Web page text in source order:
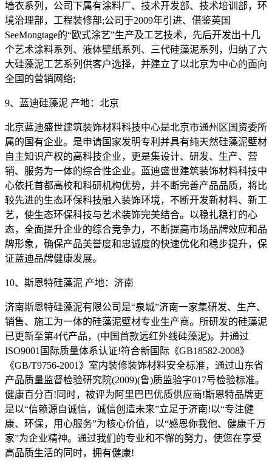
墙衣系列，公司下属有涂料厂、技术开发部、技术培训部，环
境治理部，工程装修部;公司于2009年引进、借鉴英国
SeeMongtage的“欧式涂艺”生产及工艺技术，先后开发出十几
个艺术涂料系列、液体壁纸系列、三代硅藻泥系列，归纳了六
大硅藻泥工艺系列供客户选择，并建立了以北京为中心的面向
全国的营销网络;
9、蓝迪硅藻泥 产地：北京
北京蓝迪盛世建筑装饰材料科技中心是北京市通州区国资委所
属的国有企业。是申请国家发明专利并具有纯天然硅藻泥壁材
自主知识产权的高科技企业，更是集设计、研发、生产、营
销、服务为一体的综合性企业。蓝迪盛世建筑装饰材料科技中
心依托首都高校和科研机构优势，并不断完善产品品质，将比
较先进的生态环保科技融入装饰环境，不断开发新材料、新工
艺，使生态环保科技与艺术装饰完美结合。以稳扎稳打的心
态，全面提升企业的综合竞争力，不断提高市场品牌效应和品
牌形象，确保产品美誉度和忠诚度的快速优化和稳步提升，保
证蓝迪品牌健康发展。
10、斯恩特硅藻泥 产地：济南
济南斯恩特硅藻泥有限公司是“泉城”济南一家集研发、生产、
销售、施工为一体的硅藻泥壁材专业生产商。所研发的硅藻泥
已更新至第4代产品，(中国首款远红外线硅藻泥)。并通过
ISO9001国际质量体系认证!符合新国际《GB18582-2008》
《GB/T9756-2001》室内装修装饰材料安全标准，通过山东省
产品质量监督检验研究院(2009)(鲁)质监验字017号检验标准。
健康百分百!同时，被评为阿里巴巴优质供应商!斯恩特品牌更
是以“信赖源自诚信，诚信创造未来”立足于济南!以“专注健
康、环保，用心服务”为核心价值，以“感恩你我他、健康千万
家”为企业精神。通过我们的专业和不懈的努力，使您在享受
高品质生活的同时，拥有健康!